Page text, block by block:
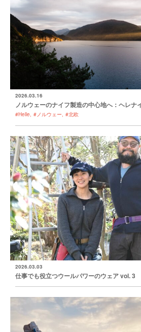
2026.03.16
ノルウェーのナイフ製造の中心地へ：ヘレナ
#Helle #ノルウェー #北欧
2026.03.03
仕事でも役立つウールパワーのウェア vol. 3